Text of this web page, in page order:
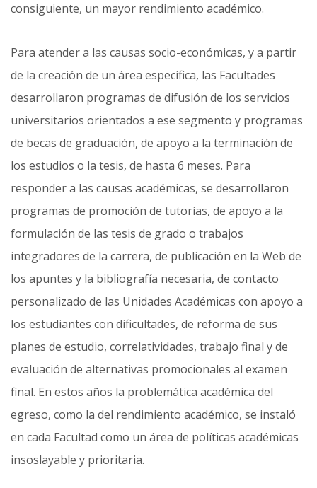
consiguiente, un mayor rendimiento académico.
Para atender a las causas socio-económicas, y a partir
de la creación de un área específica, las Facultades
desarrollaron programas de difusión de los servicios
universitarios orientados a ese segmento y programas
de becas de graduación, de apoyo a la terminación de
los estudios o la tesis, de hasta 6 meses. Para
responder a las causas académicas, se desarrollaron
programas de promoción de tutorías, de apoyo a la
formulación de las tesis de grado o trabajos
integradores de la carrera, de publicación en la Web de
los apuntes y la bibliografía necesaria, de contacto
personalizado de las Unidades Académicas con apoyo a
los estudiantes con dificultades, de reforma de sus
planes de estudio, correlatividades, trabajo final y de
evaluación de alternativas promociona­les al examen
final. En estos años la problemática académica del
egreso, como la del rendimiento académico, se instaló
en cada Facultad como un área de políticas académicas
insoslayable y prioritaria.